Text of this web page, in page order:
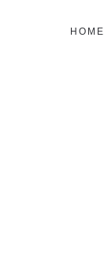
HOME